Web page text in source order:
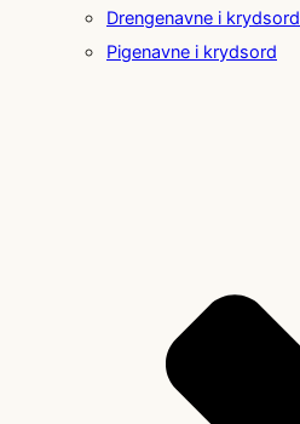
Drengenavne i krydsord
Pigenavne i krydsord